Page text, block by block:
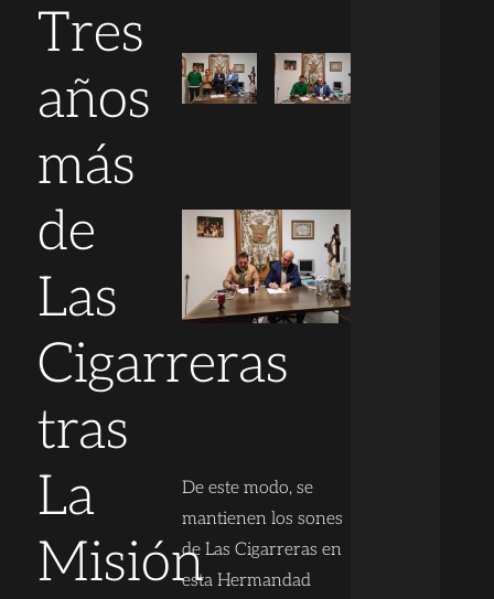
Tres
años
más
de
Las
Cigarreras
tras
La
Misión
De este modo, se
mantienen los sones
de Las Cigarreras en
esta Hermandad